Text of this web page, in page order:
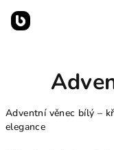
obsah
Adventní věnec bílý –
elegance